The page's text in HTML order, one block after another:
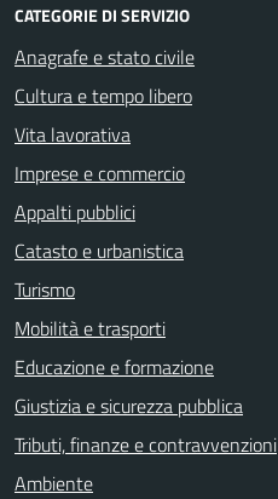
CATEGORIE DI SERVIZIO
Anagrafe e stato civile
Cultura e tempo libero
Vita lavorativa
Imprese e commercio
Appalti pubblici
Catasto e urbanistica
Turismo
Mobilità e trasporti
Educazione e formazione
Giustizia e sicurezza pubblica
Tributi, finanze e contravvenzioni
Ambiente